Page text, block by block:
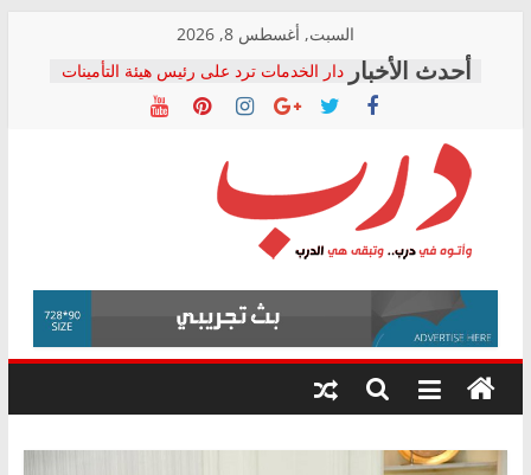
content
السبت, أغسطس 8, 2026
دار الخدمات ترد على رئيس هيئة التأمينات
بعد مؤتمره الصحفي: إنكار الأزمة لا ينهي
معاناة أصحاب المعاشات.. ونطالب بكشف
فرحات سليمان يكتب: القطاع الصحي إلى
أين؟
حزب التحالف الشعبي يطلق لجنة “الحق
في الصحة” بالإسكندرية لرصد الانتهاكات
ودعم المرضى
الوزاري لمدينة الصحفيين.. وانتهاء أعمال
إنشاء المبنى الإداري
المجلس القومي لحقوق الإنسان يعلن
متابعة قضية الدكتور محمد زهران.. ويؤكد:
قرينة البراءة وضمانات المحاكمة العادلة
درب
وأتوه
درب..
وتبقى
هي